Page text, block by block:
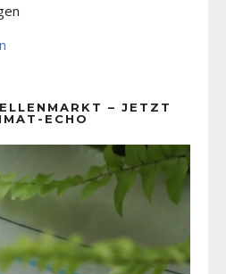
– JETZT
ECHO
Player